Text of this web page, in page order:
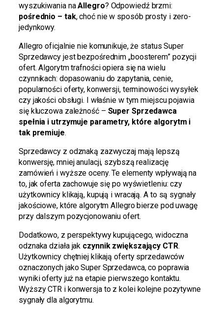
wyszukiwania naAllegro? Odpowiedź brzmi:
pośrednio – tak, choć nie w sposób prosty i zero-
jedynkowy.
Allegro oficjalnie nie komunikuje, że status Super
Sprzedawcy jest bezpośrednim „boosterem” pozycji
ofert. Algorytm trafności opiera się na wielu
czynnikach: dopasowaniu do zapytania, cenie,
popularności oferty, konwersji, terminowości wysyłek
czy jakości obsługi. I właśnie w tym miejscu pojawia
się kluczowa zależność – Super Sprzedawca
spełnia i utrzymuje parametry, które algorytm i
tak premiuje.
Sprzedawcy z odznaką zazwyczaj mają lepszą
konwersję, mniej anulacji, szybszą realizację
zamówień i wyższe oceny. Te elementy wpływają na
to, jak oferta zachowuje się po wyświetleniu: czy
użytkownicy klikają, kupują i wracają. A to są sygnały
jakościowe, które algorytm Allegro bierze pod uwagę
przy dalszym pozycjonowaniu ofert.
Dodatkowo, z perspektywy kupującego, widoczna
odznaka działa jak czynnik zwiększający CTR.
Użytkownicy chętniej klikają oferty sprzedawców
oznaczonych jako Super Sprzedawca, co poprawia
wyniki oferty już na etapie pierwszego kontaktu.
Wyższy CTR i konwersja to z kolei kolejne pozytywne
sygnały dla algorytmu.